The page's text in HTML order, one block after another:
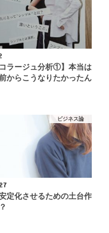
コラージュ分析①】本当は
からこうなりたかったん
ビジネス論
定化させるための土台作